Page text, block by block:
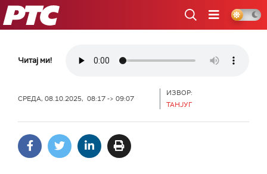
РТС
Читај ми!
СРЕДА, 08.10.2025, 08:17 -> 09:07
ИЗВОР:
ТАНЈУГ